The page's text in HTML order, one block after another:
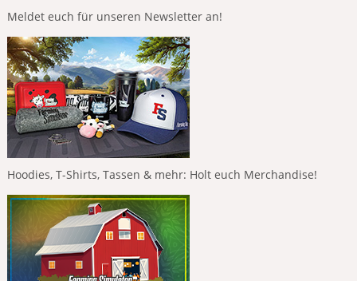
Meldet euch für unseren Newsletter an!
Hoodies, T-Shirts, Tassen & mehr: Holt euch Merchandise!